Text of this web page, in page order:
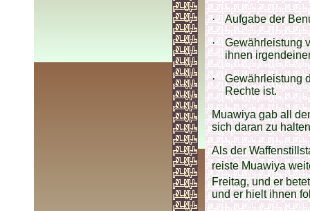
·
Aufgabe der
·
Gewährleistung
ihnen
·
Gewährleistung
Rechte ist.
Muawiya gab all
sich daran zu
Als der
reiste Muawiya
Freitag, und er
und er hielt ihnen